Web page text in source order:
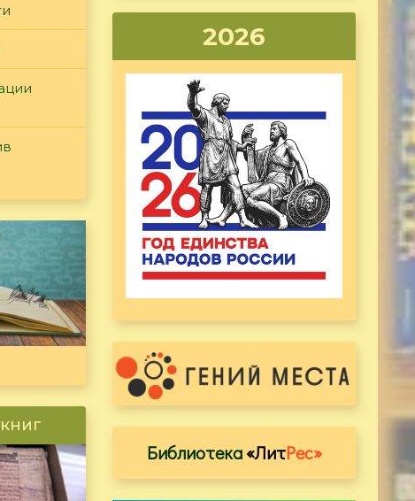
2026
Библиотека«ЛитРес»